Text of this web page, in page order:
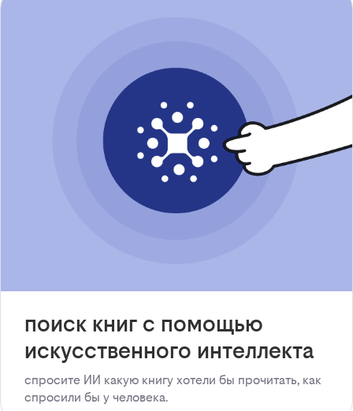
поиск книг с помощью
искусственного интеллекта
спросите ИИ какую книгу хотели бы прочитать, как
спросили бы у человека.